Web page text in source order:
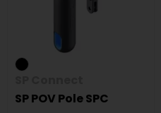
SP POV Pole SPC